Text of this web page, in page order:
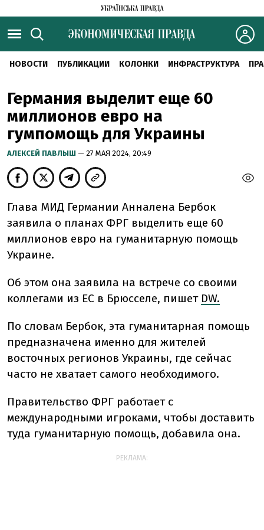
НОВОСТИ ПУБЛИКАЦИИ КОЛОНКИ ИНФРАСТРУКТУРА
Германия выделит еще 60
миллионов евро на
гумпомощь для Украины
АЛЕКСЕЙ ПАВЛЫШ — 27 МАЯ 2024, 20:49
Глава МИД Германии Анналена Бербок
заявила о планах ФРГ выделить еще 60
миллионов евро на гуманитарную помощь
Украине.
Об этом она заявила на встрече со своими
коллегами из ЕС в Брюсселе, пишет DW.
По словам Бербок, эта гуманитарная помощь
предназначена именно для жителей
восточных регионов Украины, где сейчас
часто не хватает самого необходимого.
Правительство ФРГ работает с
международными игроками, чтобы доставить
туда гуманитарную помощь, добавила она.
РЕКЛАМА: